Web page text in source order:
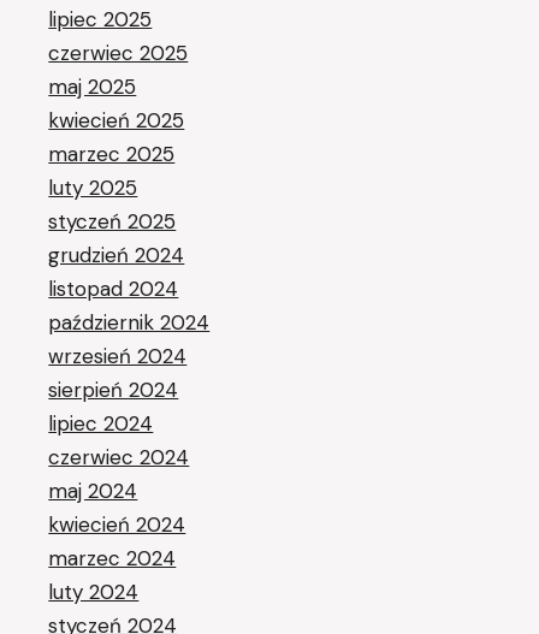
lipiec 2025
czerwiec 2025
maj 2025
kwiecień 2025
marzec 2025
luty 2025
styczeń 2025
grudzień 2024
listopad 2024
październik 2024
wrzesień 2024
sierpień 2024
lipiec 2024
czerwiec 2024
maj 2024
kwiecień 2024
marzec 2024
luty 2024
styczeń 2024